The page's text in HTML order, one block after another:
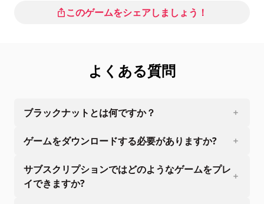
マルチプレイヤーモード: ローカル, コンペティション, コーポ
このゲームをシェアしましょう！
よくある質問
ブラックナットとは何ですか？
ゲームをダウンロードする必要がありますか?
サブスクリプションではどのようなゲームをプレ
イできますか?